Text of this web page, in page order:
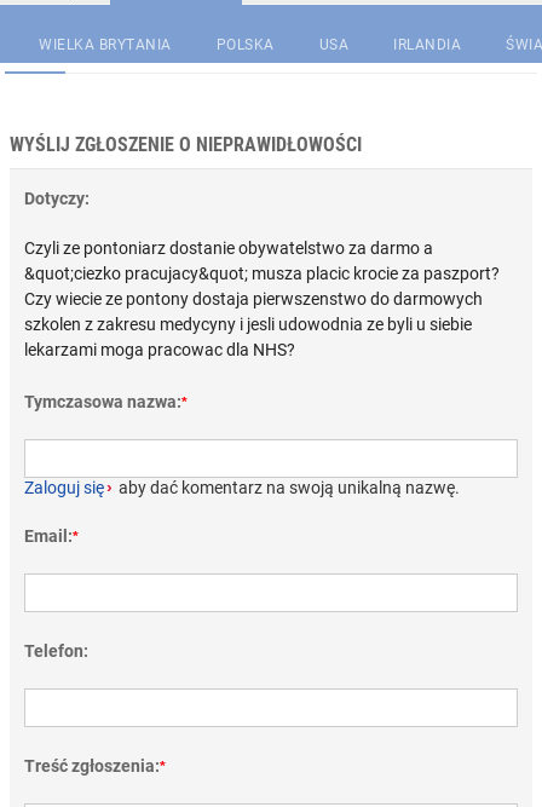
WIELKA BRYTANIA POLSKA USA IRLANDIA
WYŚLIJ ZGŁOSZENIE O NIEPRAWIDŁOWOŚCI
Dotyczy:
Czyli ze pontoniarz dostanie obywatelstwo za darmo a
&quot;ciezko pracujacy&quot; musza placic krocie za paszport?
Czy wiecie ze pontony dostaja pierwszenstwo do darmowych
szkolen z zakresu medycyny i jesli udowodnia ze byli u siebie
lekarzami moga pracowac dla NHS?
Tymczasowa nazwa:*
Zaloguj się› aby dać komentarz na swoją unikalną nazwę.
Email:*
Telefon:
Treść zgłoszenia:*